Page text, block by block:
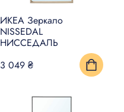
ИКЕА Зеркало
NISSEDAL
НИССЕДАЛЬ
3 049 ₴